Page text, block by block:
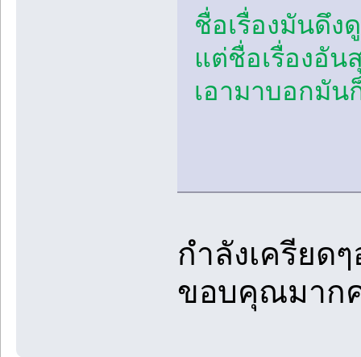
ชื่อเรื่องมันดึง
แต่ชื่อเรื่องอัน
เอามาบอกมัน
กำลังเครียด
ขอบคุณมาก